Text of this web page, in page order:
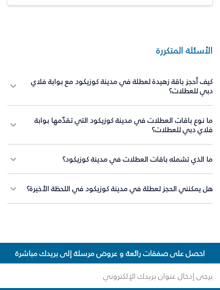
الأسئلة المتكررة
كيف أحجز باقة زهيدة لعطلة في مدينة كوزيكود مع بوابة فلاي
دبي للعطلات؟
ما نوع باقات العطلات في مدينة كوزيكود التي تقدّمها بوابة
فلاي دبي للعطلات؟
ما الذي تشمله باقات العطلات في مدينة كوزيكود؟
هل يمكنني الحجز لعطلة في مدينة كوزيكود في اللحظة الأخيرة؟
احصل على صفقات رائعة و عروض مرسلة إلى بريدك مباشرة